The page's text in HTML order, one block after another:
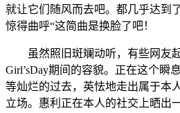
就让它们随风而去吧。都几乎达到
惊得曲呼“这简曲是换脸了吧！
虽然照旧斑斓动听，有些网友
Girl’sDay期间的容貌。正在这个瞬
等灿烂的过去，英怯地走出属于本
立场。惠利正在本人的社交上晒出